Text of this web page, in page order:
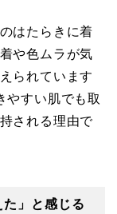
はたらきに着
や色ムラが気
られています
やすい肌でも取
される理由で
」と感じる